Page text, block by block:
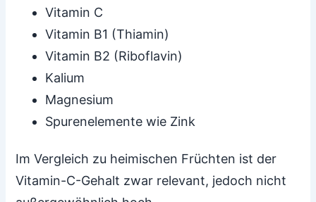
Vitamin C
Vitamin B1 (Thiamin)
Vitamin B2 (Riboflavin)
Kalium
Magnesium
Spurenelemente wie Zink
Im Vergleich zu heimischen Früchten ist der
Vitamin-C-Gehalt zwar relevant, jedoch nicht